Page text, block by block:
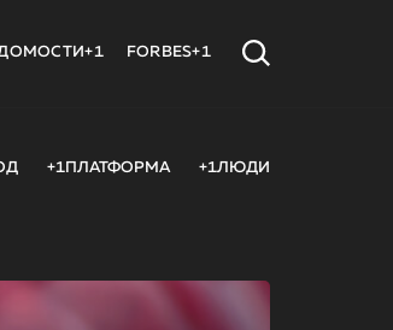
FORBES+1
+1ПЛАТФОРМА +1ЛЮДИ